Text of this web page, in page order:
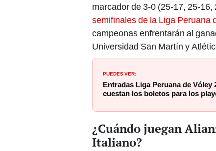
marcador de 3-0 (25-17, 25-
semifinales de la Liga Peruana
campeonas enfrentarán al
Universidad San Martín y
PUEDES VER:
Entradas Liga Peruana de
cuestan los boletos para los
¿Cuándo juegan
Italiano?